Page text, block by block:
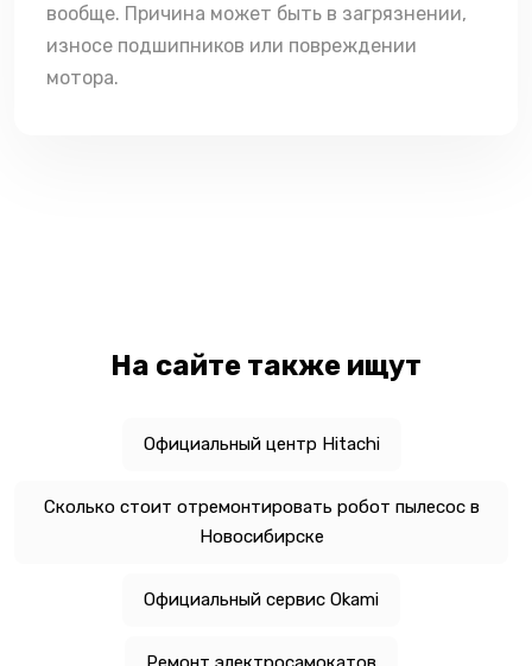
вообще. Причина может быть в загрязнении,
износе подшипников или повреждении
мотора.
На сайте также ищут
Официальный центр Hitachi
Сколько стоит отремонтировать робот пылесос в
Новосибирске
Официальный сервис Okami